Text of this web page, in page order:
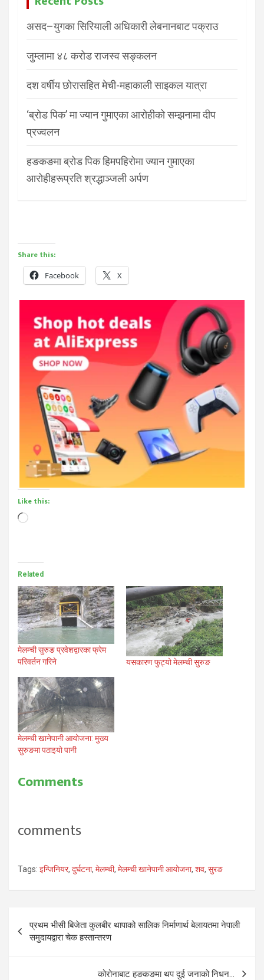
असद–युगका सिरियाली अधिकारी लेबनानबाट पक्राउ
जुम्लामा ४८ करोड राजस्व सङ्कलन
दश वर्षीय छोरासहित मेची-महाकाली साइकल यात्रा
‘ब्रोड पिक’ मा ज्यान गुमाएका आरोहीको सम्झनामा दीप
प्रज्वलन
हङकङमा ब्रोड पिक हिमपहिरोमा ज्यान गुमाएका
आरोहीहरूप्रति श्रद्धाञ्जली अर्पण
Share this:
Facebook X
Like this:
Loading…
Related
मेलम्ची सुरुङ प्रवेशद्वारका फ्रेम
परिवर्तन गरिने
यसकारण फुट्यो मेलम्ची सुरुङ
मेलम्ची खानेपानी आयोजना: मुख्य
सुरुङमा पठाइयो पानी
Comments
comments
Tags: इन्जिनियर, दुर्घटना, मेलम्ची, मेलम्ची खानेपानी आयोजना, शव, सुरङ
Post
navigation
प्रथम भीसी बिजेता कुलबीर थापाको सालिक निर्माणार्थ बेलायतमा नेपाली
समुदायद्वारा चेक हस्तान्तरण
कोरोनाबाट हङकङमा थप दुई जनाको निधन…